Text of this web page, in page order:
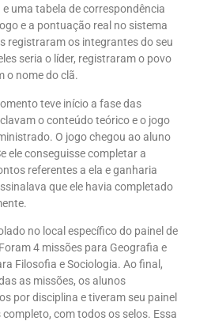
uma tabela de correspondência
e a pontuação real no sistema
registraram os integrantes do seu
seria o líder, registraram o povo
o nome do clã.
teve início a fase das
o conteúdo teórico e o jogo
O jogo chegou ao aluno
ele conseguisse completar a
referentes a ela e ganharia
que ele havia completado
no local específico do painel de
4 missões para Geografia e
Filosofia e Sociologia. Ao final,
as missões, os alunos
por disciplina e tiveram seu painel
com todos os selos. Essa